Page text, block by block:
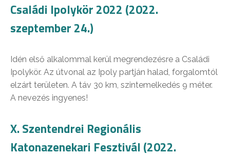
Családi Ipolykör 2022 (2022.
szeptember 24.)
Idén első alkalommal kerül megrendezésre a Családi
Ipolykör. Az útvonal az Ipoly partján halad, forgalomtól
elzárt területen. A táv 30 km, szintemelkedés 9 méter.
A nevezés ingyenes!
X. Szentendrei Regionális
Katonazenekari Fesztivál (2022.